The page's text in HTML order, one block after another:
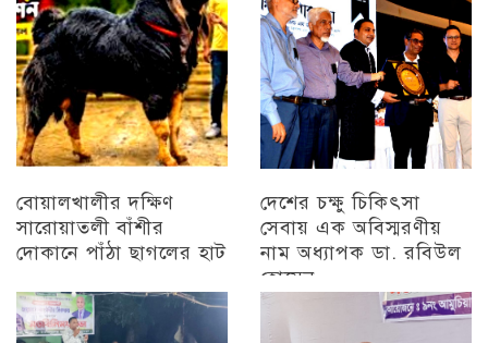
চট্টগ্রাম
বোয়ালখালীর দক্ষিণ
সারোয়াতলী বাঁশীর
দোকানে পাঁঠা ছাগলের হাট
দেশের চক্ষু চিকিৎসা
সেবায় এক অবিস্মরণীয়
নাম অধ্যাপক ডা. রবিউল
হোসেন